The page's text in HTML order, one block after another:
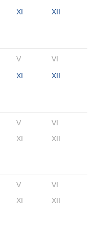
XI XII
V VI
XI XII
V
VI
XI XII
V
VI
XI XII